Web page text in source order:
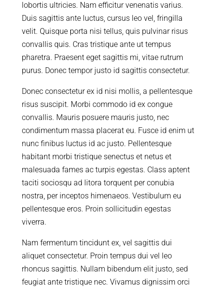
lobortis ultricies. Nam efficitur venenatis varius.
Duis sagittis ante luctus, cursus leo vel, fringilla
velit. Quisque porta nisi tellus, quis pulvinar risus
convallis quis. Cras tristique ante ut tempus
pharetra. Praesent eget sagittis mi, vitae rutrum
purus. Donec tempor justo id sagittis consectetur.
Donec consectetur ex id nisi mollis, a pellentesque
risus suscipit. Morbi commodo id ex congue
convallis. Mauris posuere mauris justo, nec
condimentum massa placerat eu. Fusce id enim ut
nunc finibus luctus id ac justo. Pellentesque
habitant morbi tristique senectus et netus et
malesuada fames ac turpis egestas. Class aptent
taciti sociosqu ad litora torquent per conubia
nostra, per inceptos himenaeos. Vestibulum eu
pellentesque eros. Proin sollicitudin egestas
viverra.
Nam fermentum tincidunt ex, vel sagittis dui
aliquet consectetur. Proin tempus dui vel leo
rhoncus sagittis. Nullam bibendum elit justo, sed
feugiat ante tristique nec. Vivamus dignissim orci